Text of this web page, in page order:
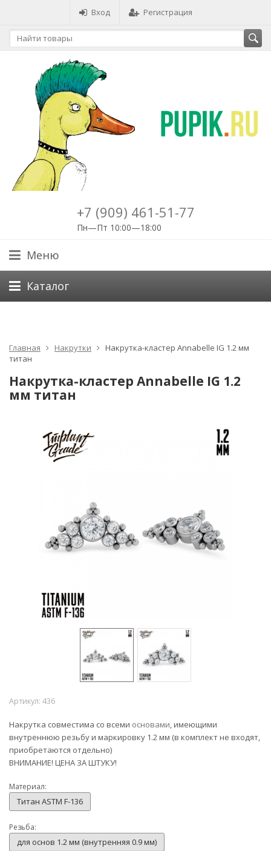
Вход Регистрация
+7 (909) 461-51-77
Пн—Пт 10:00—18:00
Меню
Каталог
Главная Накрутки
Накрутка-кластер Annabelle IG 1.2 мм
титан
Накрутка-кластер Annabelle IG 1.2
мм титан
Артикул: 436
Накрутка совместима со всеми основами, имеющими
внутреннюю резьбу и маркировку 1.2 мм (в комплект не входят,
приобретаются отдельно)
ВНИМАНИЕ! ЦЕНА ЗА ШТУКУ!
Материал:
Титан ASTM F-136
Резьба:
для основ 1.2 мм (внутренняя 0.9 мм)